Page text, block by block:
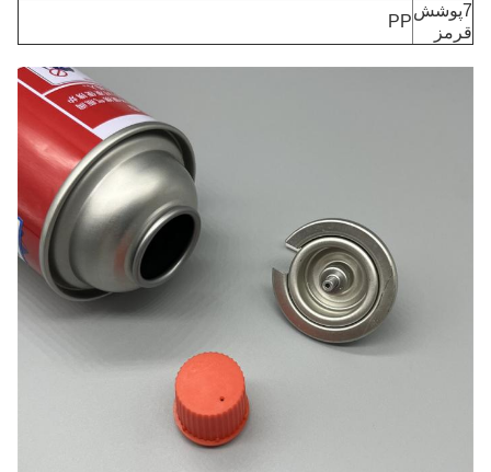
7پوشش
قرمز
PP